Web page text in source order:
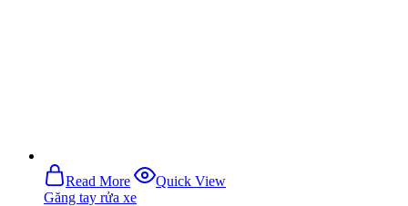
Read More
Quick View
Găng tay rửa xe